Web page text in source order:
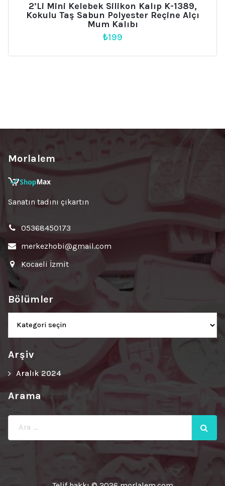
2’li Mini Kelebek Silikon Kalıp K-1389,
Kokulu Taş Sabun Polyester Reçine Alçı
Mum Kalıbı
₺199
Morlalem
Sanatın tadını çıkartın
05368450173
merkezhobi@gmail.com
Kocaeli İzmit
Bölümler
Bölümler
Arşiv
Aralık 2024
Arama
Ara: